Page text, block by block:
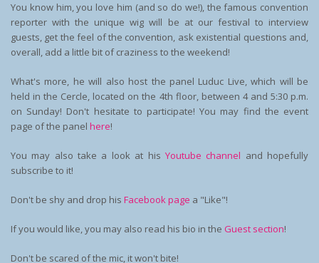
You know him, you love him (and so do we!), the famous convention
reporter with the unique wig will be at our festival to interview
guests, get the feel of the convention, ask existential questions and,
overall, add a little bit of craziness to the weekend!
What's more, he will also host the panel Luduc Live, which will be
held in the Cercle, located on the 4th floor, between 4 and 5:30 p.m.
on Sunday! Don't hesitate to participate! You may find the event
page of the panel here!
You may also take a look at his Youtube channel and hopefully
subscribe to it!
Don't be shy and drop his Facebook page a "Like"!
If you would like, you may also read his bio in the Guest section!
Don't be scared of the mic, it won't bite!